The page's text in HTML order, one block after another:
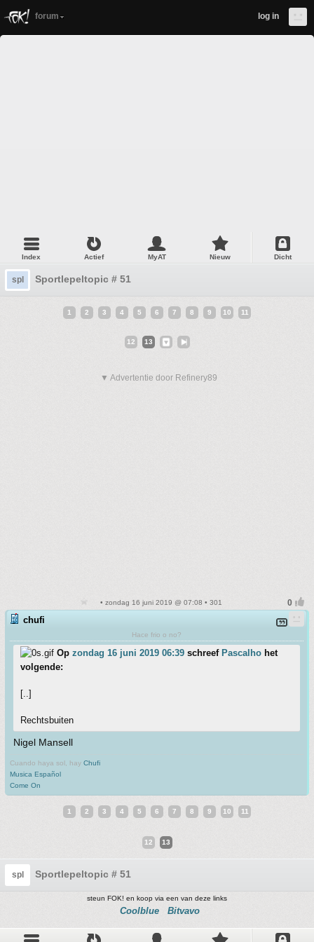
forum log in
Index Actief MyAT Nieuw Dicht
spl Sportlepeltopic # 51
1 2 3 4 5 6 7 8 9 10 11
12 13
▼ Advertentie door Refinery89
• zondag 16 juni 2019 @ 07:08 • 301
chufi
Hace frio o no?
Op zondag 16 juni 2019 06:39 schreef Pascalho het
volgende:
[..]
Rechtsbuiten
Nigel Mansell
Cuando haya sol, hay Chufi
Musica Español
Come On
1 2 3 4 5 6 7 8 9 10 11
12 13
spl Sportlepeltopic # 51
steun FOK! en koop via een van deze links
Coolblue Bitvavo